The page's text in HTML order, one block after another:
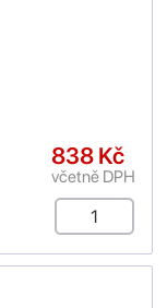
838 Kč
včetně DPH